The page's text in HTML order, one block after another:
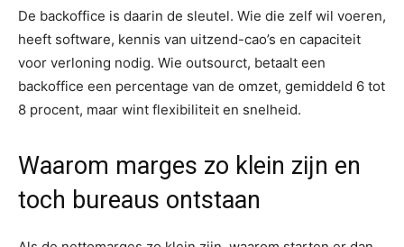
De backoffice is daarin de sleutel. Wie die zelf wil voeren,
heeft software, kennis van uitzend-cao’s en capaciteit
voor verloning nodig. Wie outsourct, betaalt een
backoffice een percentage van de omzet, gemiddeld 6 tot
8 procent, maar wint flexibiliteit en snelheid.
Waarom marges zo klein zijn en
toch bureaus ontstaan